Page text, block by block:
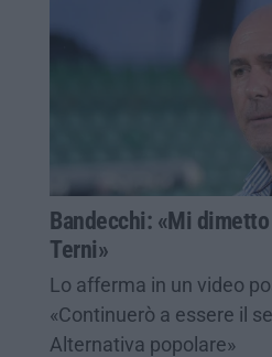
Bandecchi: «Mi
Terni»
Lo afferma in un video
«Continuerò a essere il
Alternativa popolare»